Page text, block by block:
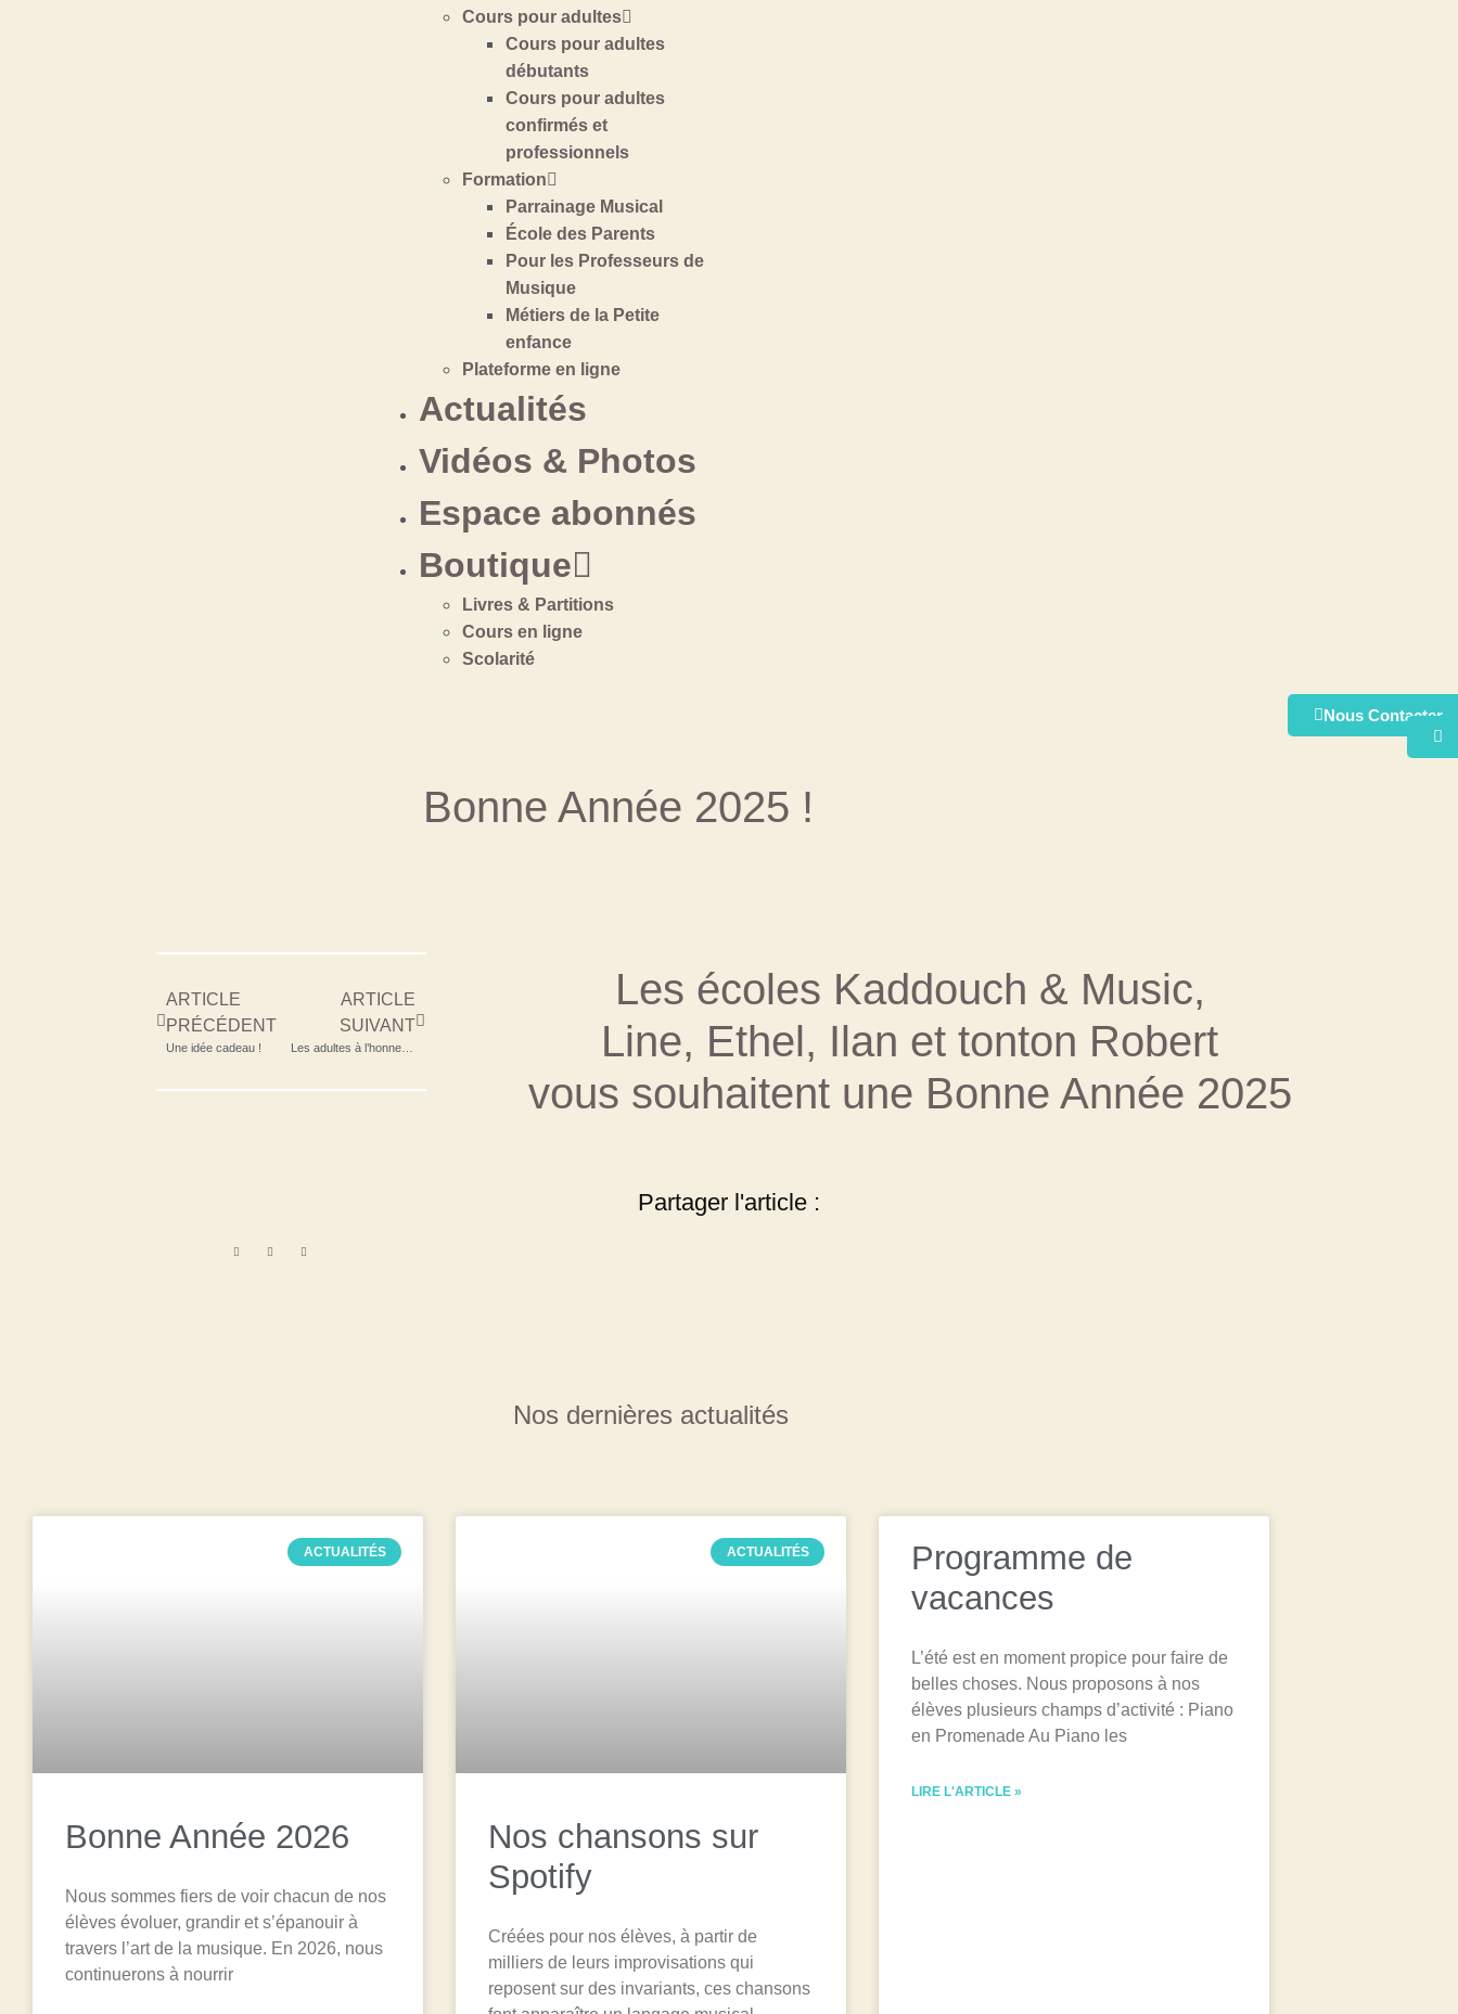
Cours pour adultes
Cours pour adultes
débutants
Cours pour adultes
confirmés et
professionnels
Formation
Parrainage Musical
École des Parents
Pour les Professeurs de
Musique
Métiers de la Petite
enfance
Plateforme en ligne
Actualités
Vidéos & Photos
Espace abonnés
Boutique
Livres & Partitions
Cours en ligne
Scolarité
Nous Contacter
Bonne Année 2025 !
ARTICLE
PRÉCÉDENT
Une idée cadeau !
ARTICLE
SUIVANT
Les écoles Kaddouch & Music,
Line, Ethel, Ilan et tonton Robert
vous souhaitent une Bonne Année 2025
Partager l'article :
Nos dernières actualités
ACTUALITÉS
Bonne Année 2026
Nous sommes fiers de voir chacun de nos
élèves évoluer, grandir et s’épanouir à
travers l’art de la musique. En 2026, nous
continuerons à nourrir
ACTUALITÉS
Nos chansons sur
Spotify
Créées pour nos élèves, à partir de
milliers de leurs improvisations qui
reposent sur des invariants, ces chansons
Programme de
vacances
L’été est en moment propice pour faire de
belles choses. Nous proposons à nos
élèves plusieurs champs d’activité : Piano
en Promenade Au Piano les
LIRE L'ARTICLE »